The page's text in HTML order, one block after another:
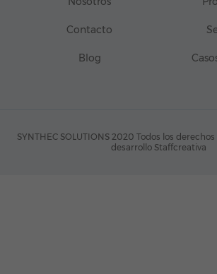
Contacto
Blog
SYNTHEC SOLUTIONS 2020 Todos los derechos
desarrollo Staffcreativa